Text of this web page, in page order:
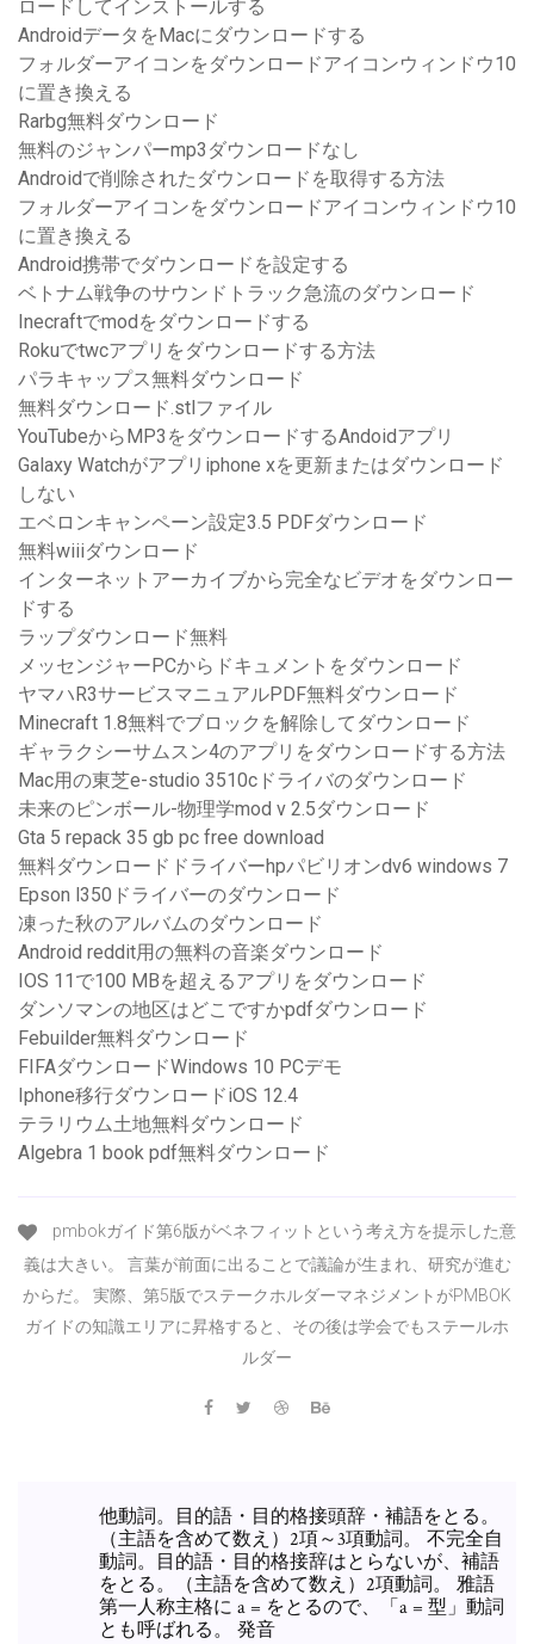
ロードしてインストールする
AndroidデータをMacにダウンロードする
フォルダーアイコンをダウンロードアイコンウィンドウ10
に置き換える
Rarbg無料ダウンロード
無料のジャンパーmp3ダウンロードなし
Androidで削除されたダウンロードを取得する方法
フォルダーアイコンをダウンロードアイコンウィンドウ10
に置き換える
Android携帯でダウンロードを設定する
ベトナム戦争のサウンドトラック急流のダウンロード
Inecraftでmodをダウンロードする
Rokuでtwcアプリをダウンロードする方法
パラキャップス無料ダウンロード
無料ダウンロード.stlファイル
YouTubeからMP3をダウンロードするAndoidアプリ
Galaxy Watchがアプリiphone xを更新またはダウンロード
しない
エベロンキャンペーン設定3.5 PDFダウンロード
無料wiiiダウンロード
インターネットアーカイブから完全なビデオをダウンロー
ドする
ラップダウンロード無料
メッセンジャーPCからドキュメントをダウンロード
ヤマハR3サービスマニュアルPDF無料ダウンロード
Minecraft 1.8無料でブロックを解除してダウンロード
ギャラクシーサムスン4のアプリをダウンロードする方法
Mac用の東芝e-studio 3510cドライバのダウンロード
未来のピンボール-物理学mod v 2.5ダウンロード
Gta 5 repack 35 gb pc free download
無料ダウンロードドライバーhpパビリオンdv6 windows 7
Epson l350ドライバーのダウンロード
凍った秋のアルバムのダウンロード
Android reddit用の無料の音楽ダウンロード
IOS 11で100 MBを超えるアプリをダウンロード
ダンソマンの地区はどこですかpdfダウンロード
Febuilder無料ダウンロード
FIFAダウンロードWindows 10 PCデモ
Iphone移行ダウンロードiOS 12.4
テラリウム土地無料ダウンロード
Algebra 1 book pdf無料ダウンロード
pmbokガイド第6版がベネフィットという考え方を提示した意
義は大きい。 言葉が前面に出ることで議論が生まれ、研究が進む
からだ。 実際、第5版でステークホルダーマネジメントがPMBOK
ガイドの知識エリアに昇格すると、その後は学会でもステールホ
ルダー
他動詞。目的語・目的格接頭辞・補語をとる。
（主語を含めて数え）2項～3項動詞。 不完全自
動詞。目的語・目的格接辞はとらないが、補語
をとる。（主語を含めて数え）2項動詞。 雅語
第一人称主格に a = をとるので、「a = 型」動詞
とも呼ばれる。 発音